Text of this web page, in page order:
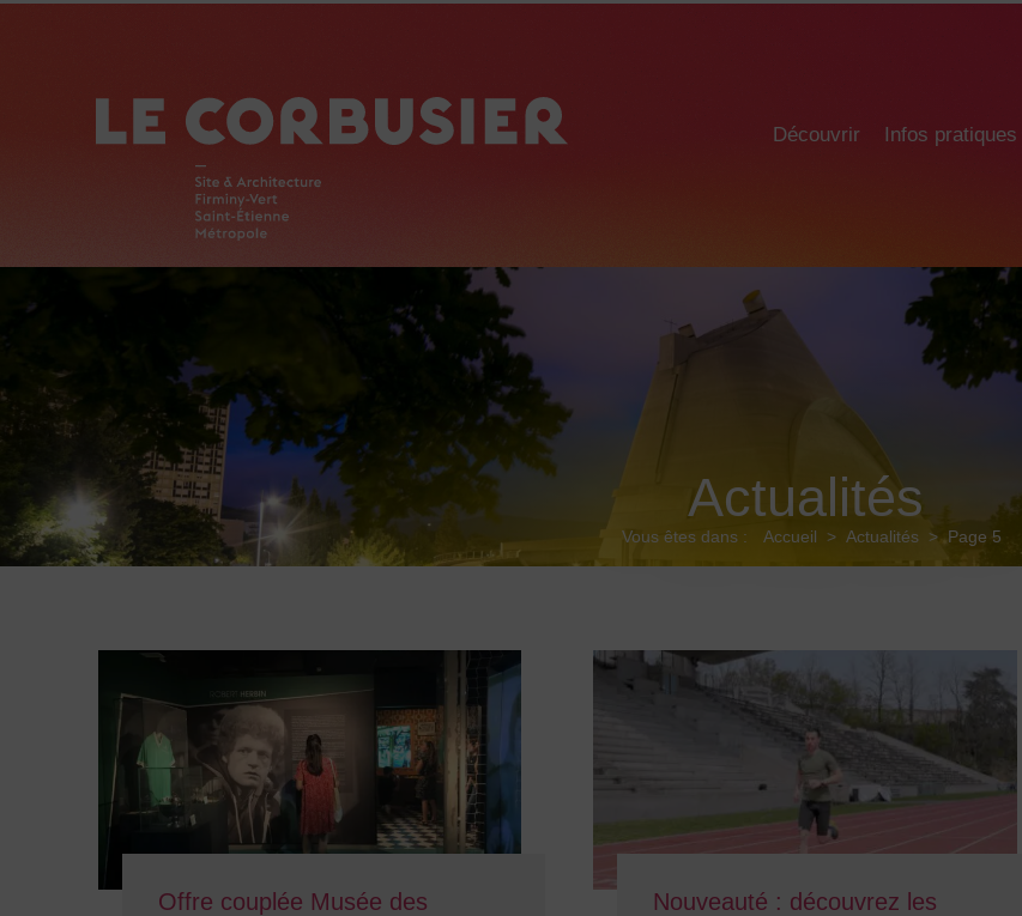
Découvrir Infos pratiques
Actualités
Vous êtes dans : Accueil > Actualités > Page 5
Offre couplée Musée des
Nouveauté : découvrez les